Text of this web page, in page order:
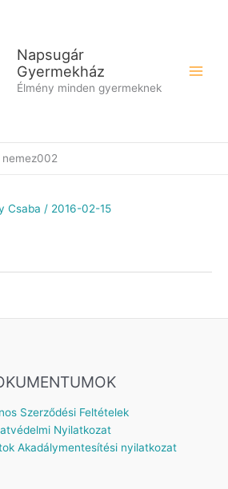
Napsugár
Gyermekház
Élmény minden gyermeknek
nemez002
Csaba / 2016-02-15
Szerződési Feltételek
Nyilatkozat
Akadálymentesítési nyilatkozat